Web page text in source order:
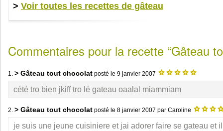
> Voir toutes les recettes de gâteau
Commentaires pour la recette “Gâteau
1. > Gâteau tout chocolat posté le 9 janvier 2007
cété tro bien jkiff tro lé gateau oaalal miammiam
2. > Gâteau tout chocolat posté le 8 janvier 2007 par Caroline
je suis une jeune cuisiniere et jai adorer faire se gateau et